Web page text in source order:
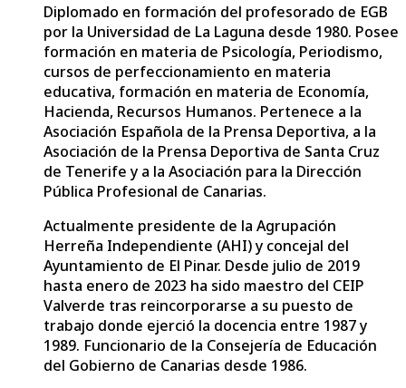
Diplomado en formación del profesorado de EGB
por la Universidad de La Laguna desde 1980. Posee
formación en materia de Psicología, Periodismo,
cursos de perfeccionamiento en materia
educativa, formación en materia de Economía,
Hacienda, Recursos Humanos. Pertenece a la
Asociación Española de la Prensa Deportiva, a la
Asociación de la Prensa Deportiva de Santa Cruz
de Tenerife y a la Asociación para la Dirección
Pública Profesional de Canarias.
Actualmente presidente de la Agrupación
Herreña Independiente (AHI) y concejal del
Ayuntamiento de El Pinar. Desde julio de 2019
hasta enero de 2023 ha sido maestro del CEIP
Valverde tras reincorporarse a su puesto de
trabajo donde ejerció la docencia entre 1987 y
1989. Funcionario de la Consejería de Educación
del Gobierno de Canarias desde 1986.